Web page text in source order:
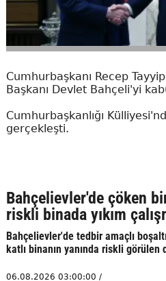
Cumhurbaşkanı Recep
Başkanı Devlet Bahçeli'yi
Cumhurbaşkanlığı
gerçekleşti.
Bahçelievler'de çöken
riskli binada yıkım
Bahçelievler'de tedbir amaçlı
katlı binanın yanında riskli görülen
06.08.2026 03:00:00 /